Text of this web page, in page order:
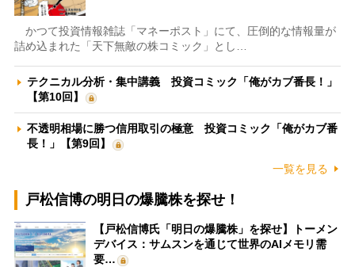
かつて投資情報雑誌「マネーポスト」にて、圧倒的な情報量が
詰め込まれた「天下無敵の株コミック」とし…
テクニカル分析・集中講義 投資コミック「俺がカブ番長！」
【第10回】
不透明相場に勝つ信用取引の極意 投資コミック「俺がカブ番
長！」【第9回】
一覧を見る
戸松信博の明日の爆騰株を探せ！
【戸松信博氏「明日の爆騰株」を探せ】トーメン
デバイス：サムスンを通じて世界のAIメモリ需
要…